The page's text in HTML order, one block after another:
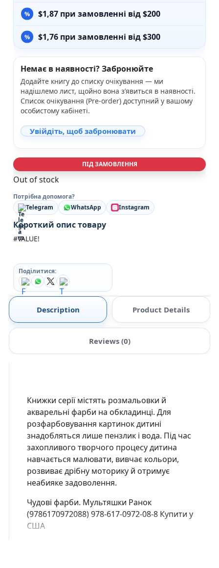
$1,87 при замовленні від $200
$1,76 при замовленні від $300
Немає в наявності? Забронюйте
Додайте книгу до списку очікування — ми
надішлемо лист, щойно вона з’явиться в наявності.
Список очікування (Pre-order) доступний у вашому
особистому кабінеті.
Увійдіть, щоб забронювати
ПІД ЗАМОВЛЕННЯ
Out of stock
Потрібна допомога?
Telegram
WhatsApp Instagram
Короткий опис товару
#VALUE!
Поділитися:
Description Product Details
Reviews (0)
Книжки серії містять розмальовки й
акварельні фарби на обкладинці. Для
розфарбовування картинок дитині
знадобляться лише пензлик і вода. Під час
захопливого творчого процесу дитина
навчається малювати, вивчає кольори,
розвиває дрібну моторику й отримує
неабияке задоволення.
Чудові фарби. Мультяшки Ранок
(9786170972088) 978-617-0972-08-8 Купити у
США